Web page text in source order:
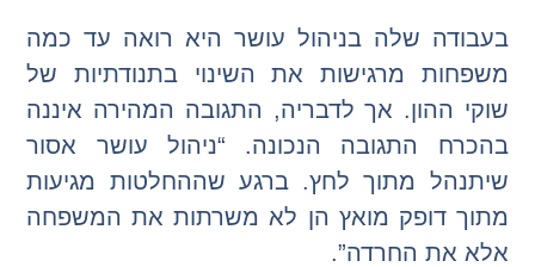
בעבודה שלה בניהול עושר היא רואה עד כמה
משפחות מרגישות את השינוי בתנודתיות של
שוקי ההון. אך לדבריה, התגובה המהירה איננה
בהכרח התגובה הנכונה. “ניהול עושר אסור
שיתנהל מתוך לחץ. ברגע שההחלטות מגיעות
מתוך דופק מואץ הן לא משרתות את המשפחה
אלא את החרדה”.